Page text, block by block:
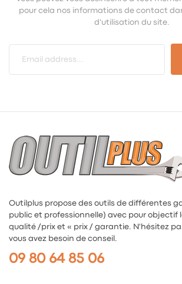
pour cela nos informations de contact
d'utilisation du site.
Outilplus propose des outils de différentes
public et professionnelle) avec pour objectif
qualité /prix et « prix / garantie. N'hésitez
vous avez besoin de conseil.
09 80 64 85 06